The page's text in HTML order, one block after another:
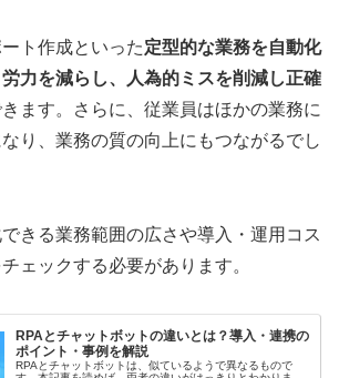
ト作成といった定型的な業務を自動化
力を減らし、人為的ミスを削減し正確
ます。さらに、従業員はほかの業務に
り、業務の質の向上にもつながるでし
きる業務範囲の広さや導入・運用コス
ェックする必要があります。
RPAとチャットボットの違いとは？導入・連携の
ポイント・事例を解説
RPAとチャットボットは、似ているようで異なるもので